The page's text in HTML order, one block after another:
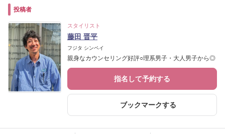
投稿者
スタイリスト
藤田 晋平
フジタ シンペイ
親身なカウンセリング好評○理系男子・大人男子から◎
指名して予約する
ブックマークする